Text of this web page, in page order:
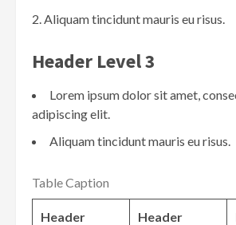
Aliquam tincidunt mauris eu risus.
Header Level 3
Lorem ipsum dolor sit amet,
adipiscing elit.
Aliquam tincidunt mauris eu risus.
Table Caption
Header Header